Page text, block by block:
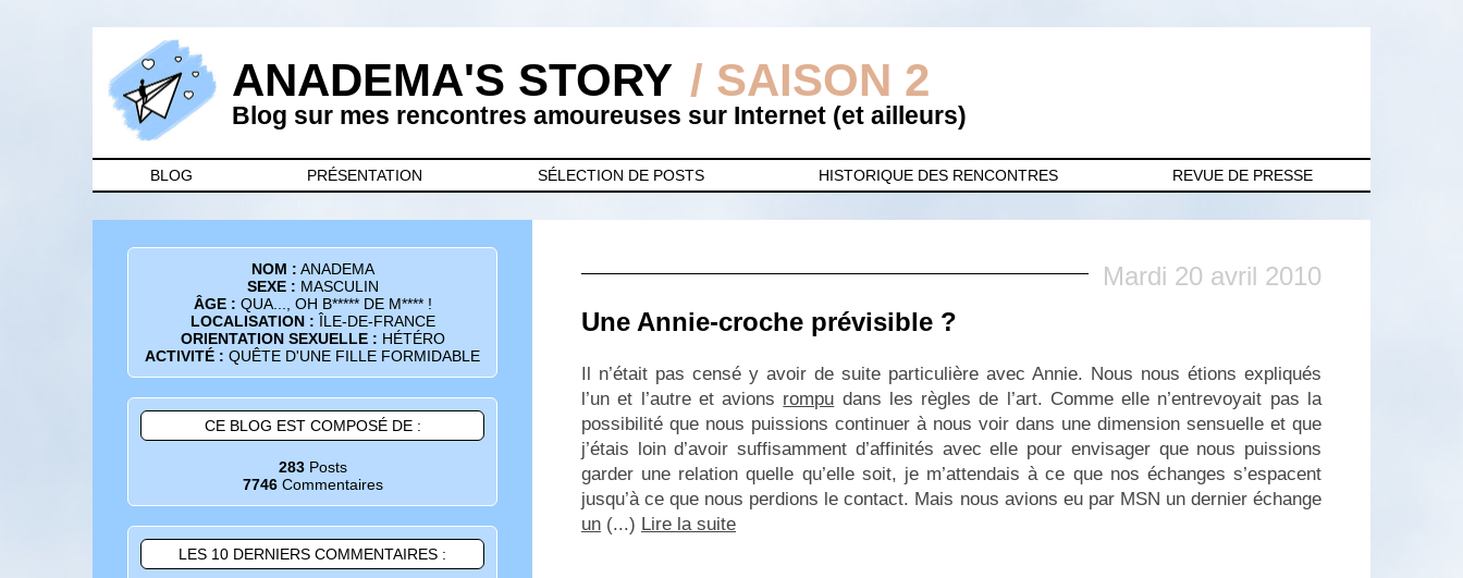
ANADEMA'S STORY / SAISON 2
Blog sur mes rencontres amoureuses sur Internet (et ailleurs)
BLOG PRÉSENTATION SÉLECTION DE POSTS HISTORIQUE DES RENCONTRES REVUE DE PRESSE
NOM : ANADEMA
SEXE : MASCULIN
ÂGE : QUA..., OH B***** DE M**** !
LOCALISATION : ÎLE-DE-FRANCE
ORIENTATION SEXUELLE : HÉTÉRO
ACTIVITÉ : QUÊTE D'UNE FILLE FORMIDABLE
CE BLOG EST COMPOSÉ DE :
283Posts
7746Commentaires
LES 10 DERNIERS COMMENTAIRES :
Mardi 20 avril 2010
Une Annie-croche prévisible ?
Il n’était pas censé y avoir de suite particulière avec Annie. Nous nous étions expliqués
l’un et l’autre et avions rompu dans les règles de l’art. Comme elle n’entrevoyait pas la
possibilité que nous puissions continuer à nous voir dans une dimension sensuelle et que
j’étais loin d’avoir suffisamment d’affinités avec elle pour envisager que nous puissions
garder une relation quelle qu’elle soit, je m’attendais à ce que nos échanges s’espacent
jusqu’à ce que nous perdions le contact. Mais nous avions eu par MSN un dernier échange
un (...) Lire la suite